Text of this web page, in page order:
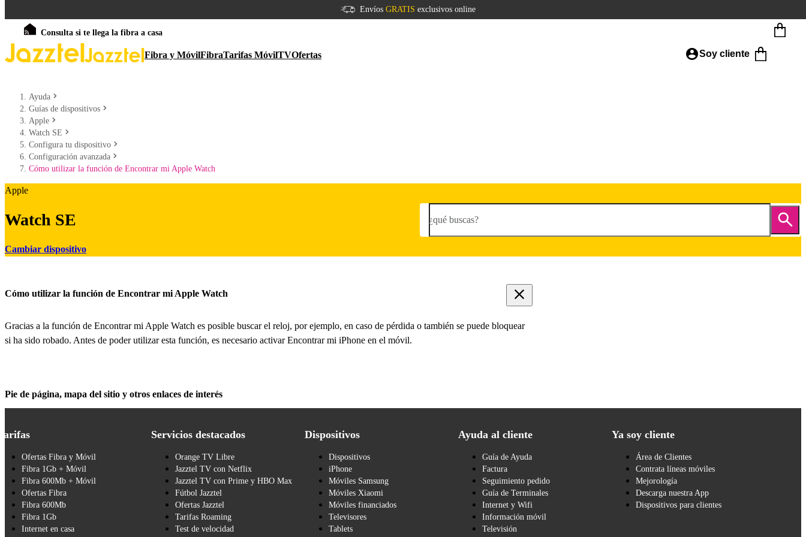
Envíos GRATIS exclusivos online
Consulta si te llega la fibra a casa
Fibra y MóvilFibraTarifas MóvilTVOfertas Soy cliente
Ayuda
Guías de dispositivos
Apple
Watch SE
Configura tu dispositivo
Configuración avanzada
Cómo utilizar la función de Encontrar mi Apple Watch
Apple
Watch SE
Cambiar dispositivo
¿qué buscas?
Cómo utilizar la función de Encontrar mi Apple Watch
Gracias a la función de Encontrar mi Apple Watch es posible buscar el reloj, por ejemplo, en caso de pérdida o también se puede bloquear
si ha sido robado. Antes de poder utilizar esta función, es necesario activar Encontrar mi iPhone en el móvil.
Pie de página, mapa del sitio y otros enlaces de interés
Ofertas Fibra y Móvil
Fibra 1Gb + Móvil
Fibra 600Mb + Móvil
Ofertas Fibra
Fibra 600Mb
Fibra 1Gb
Internet en casa
Servicios destacados
Orange TV Libre
Jazztel TV con Netflix
Jazztel TV con Prime y HBO Max
Fútbol Jazztel
Ofertas Jazztel
Tarifas Roaming
Test de velocidad
Dispositivos
Dispositivos
iPhone
Móviles Samsung
Móviles Xiaomi
Móviles financiados
Televisores
Tablets
Ayuda al cliente
Guía de Ayuda
Factura
Seguimiento pedido
Guía de Terminales
Internet y Wifi
Información móvil
Televisión
Ya soy cliente
Área de Clientes
Contrata líneas móviles
Mejorología
Descarga nuestra App
Dispositivos para clientes